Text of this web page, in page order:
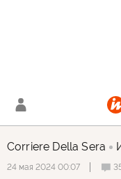
Corriere Della Sera
24 мая 2024 00:07